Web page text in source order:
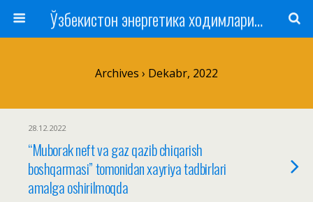
Ўзбекистон энергетика ходимлари касаба уюшмаси
Archives › Dekabr, 2022
28.12.2022
“Muborak neft va gaz qazib chiqarish
boshqarmasi” tomonidan xayriya tadbirlari
amalga oshirilmoqda